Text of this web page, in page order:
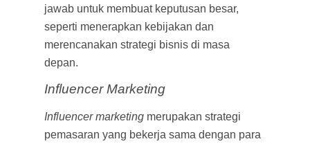
jawab untuk membuat keputusan besar,
seperti menerapkan kebijakan dan
merencanakan strategi bisnis di masa
depan.
Influencer Marketing
Influencer marketingmerupakan strategi
pemasaran yang bekerja sama dengan para